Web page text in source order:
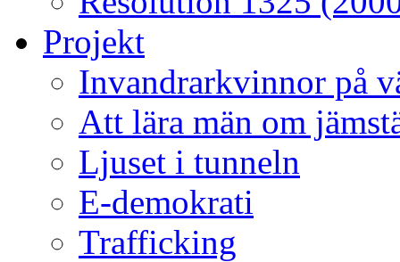
Projekt
Invandrarkvinnor på
Att lära män om
Ljuset i tunneln
E-demokrati
Trafficking